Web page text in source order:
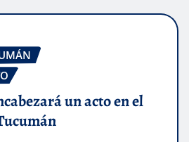
un acto en el